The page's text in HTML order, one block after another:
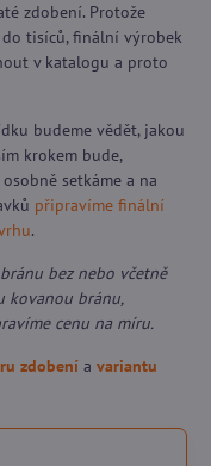
zdobení. Protože
tisíců, finální výrobek
v katalogu a proto
budeme vědět, jakou
krokem bude,
setkáme a na
připravíme finální
.
bez nebo včetně
kovanou bránu,
cenu na míru.
zdobení a variantu